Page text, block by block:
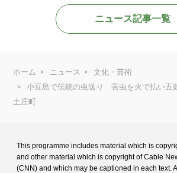
ニュース記事一覧
ホーム ニュース
文化・芸術
小豆島で伝統の虫送り 害虫を火で払い五
土庄町
This programme includes material which is
and other material which is copyright of Cable
(CNN) and which may be captioned in each text.